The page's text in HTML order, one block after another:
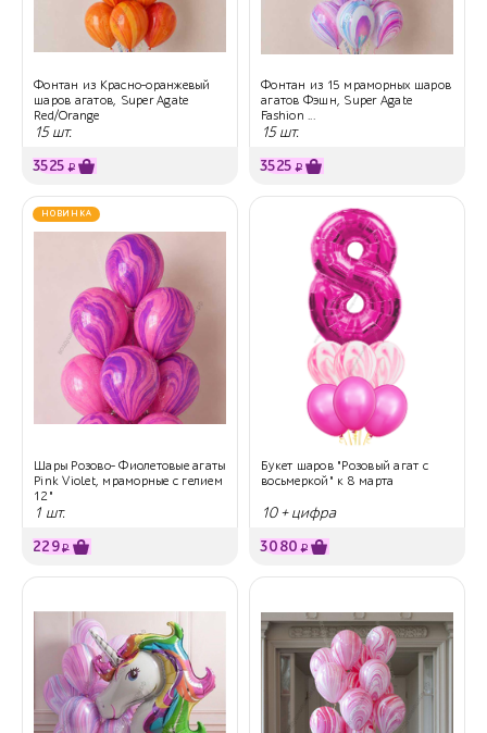
Фонтан из Красно-оранжевый
шаров агатов, Super Agate
Red/Orange
15 шт.
3525 ₽
Фонтан из 15 мраморных шаров
агатов Фэшн, Super Agate
Fashion ...
15 шт.
3525 ₽
НОВИНКА
Шары Розово- Фиолетовые агаты
Pink Violet, мраморные с гелием
12"
1 шт.
229₽
Букет шаров "Розовый агат с
восьмеркой" к 8 марта
10 + цифра
3080 ₽